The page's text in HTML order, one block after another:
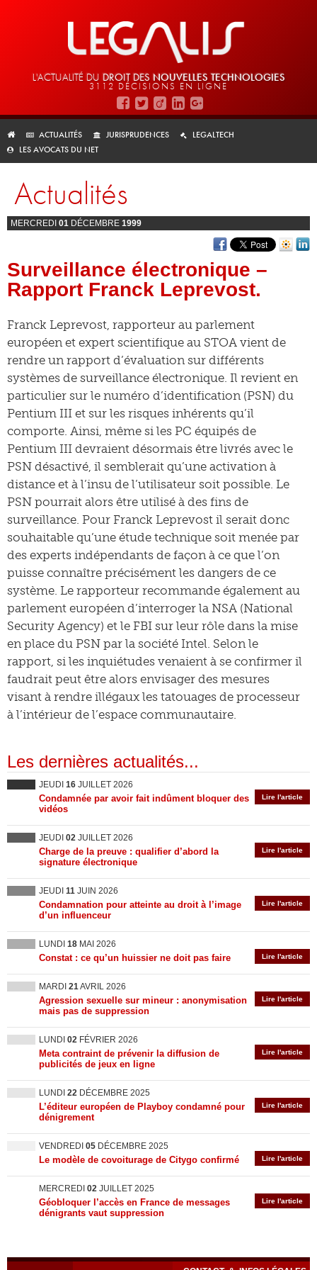
L'ACTUALITÉ DU DROIT DES NOUVELLES TECHNOLOGIES
3112 DÉCISIONS EN LIGNE
ACTUALITÉS JURISPRUDENCES
LEGALTECH
LES AVOCATS DU NET
Actualités
MERCREDI 01 DÉCEMBRE 1999
Surveillance électronique –
Rapport Franck Leprevost.
Franck Leprevost, rapporteur au parlement
européen et expert scientifique au STOA vient de
rendre un rapport d’évaluation sur différents
systèmes de surveillance électronique. Il revient en
particulier sur le numéro d’identification (PSN) du
Pentium III et sur les risques inhérents qu’il
comporte. Ainsi, même si les PC équipés de
Pentium III devraient désormais être livrés avec le
PSN désactivé, il semblerait qu’une activation à
distance et à l’insu de l’utilisateur soit possible. Le
PSN pourrait alors être utilisé à des fins de
surveillance. Pour Franck Leprevost il serait donc
souhaitable qu’une étude technique soit menée par
des experts indépendants de façon à ce que l’on
puisse connaître précisément les dangers de ce
système. Le rapporteur recommande également au
parlement européen d’interroger la NSA (National
Security Agency) et le FBI sur leur rôle dans la mise
en place du PSN par la société Intel. Selon le
rapport, si les inquiétudes venaient à se confirmer il
faudrait peut être alors envisager des mesures
visant à rendre illégaux les tatouages de processeur
à l’intérieur de l’espace communautaire.
Les dernières actualités...
JEUDI 16 JUILLET 2026
Lire l'article
Condamnée par avoir fait indûment bloquer des
vidéos
JEUDI 02 JUILLET 2026
Lire l'article
Charge de la preuve : qualifier d’abord la
signature électronique
JEUDI 11 JUIN 2026
Lire l'article
Condamnation pour atteinte au droit à l’image
d’un influenceur
LUNDI 18 MAI 2026
Lire l'article
Constat : ce qu’un huissier ne doit pas faire
MARDI 21AVRIL 2026
Lire l'article
Agression sexuelle sur mineur : anonymisation
mais pas de suppression
LUNDI 02 FÉVRIER 2026
Lire l'article
Meta contraint de prévenir la diffusion de
publicités de jeux en ligne
LUNDI 22 DÉCEMBRE 2025
Lire l'article
L’éditeur européen de Playboy condamné pour
dénigrement
VENDREDI 05 DÉCEMBRE 2025
Lire l'article
Le modèle de covoiturage de Citygo confirmé
MERCREDI 02 JUILLET 2025
Lire l'article
Géobloquer l’accès en France de messages
dénigrants vaut suppression